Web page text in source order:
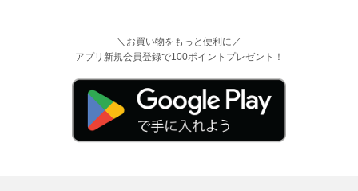
＼お買い物をもっと便利に／
アプリ新規会員登録で100ポイントプレゼント！